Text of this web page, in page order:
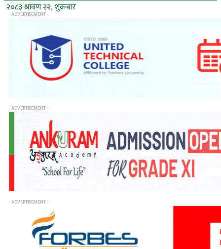
२०८३ श्रावण २२, शुक्रबार
- ADVERTISEMENT -
- ADVERTISEMENT -
- ADVERTISEMENT -